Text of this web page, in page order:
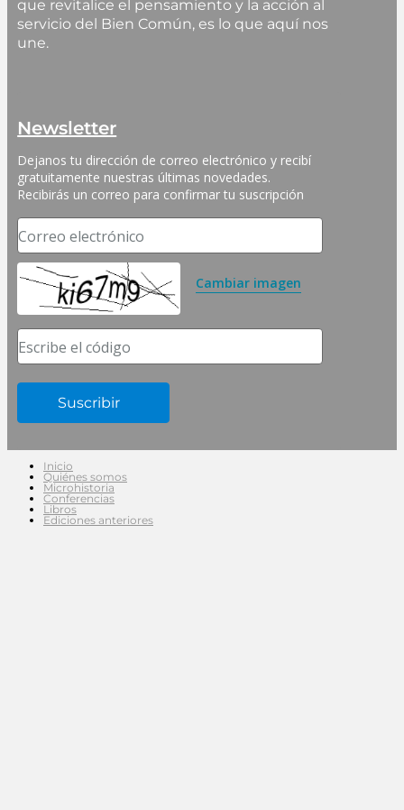
que revitalice el pensamiento y la acción al
servicio del Bien Común, es lo que aquí nos
une.
Newsletter
Dejanos tu dirección de correo electrónico y recibí
gratuitamente nuestras últimas novedades.
Recibirás un correo para confirmar tu suscripción
Correo electrónico
Cambiar imagen
Escribe el código
Inicio
Quiénes somos
Microhistoria
Conferencias
Libros
Ediciones anteriores